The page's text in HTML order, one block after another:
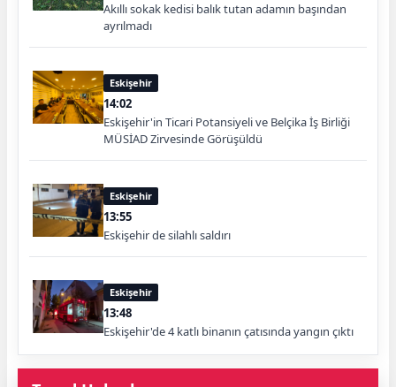
Akıllı sokak kedisi balık tutan adamın başından
ayrılmadı
Eskişehir
14:02
Eskişehir'in Ticari Potansiyeli ve Belçika İş Birliği
MÜSİAD Zirvesinde Görüşüldü
Eskişehir
13:55
Eskişehir de silahlı saldırı
Eskişehir
13:48
Eskişehir'de 4 katlı binanın çatısında yangın çıktı